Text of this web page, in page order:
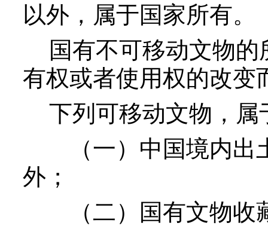
以外，属于国家所有。
国有不可移动文物的
有权或者使用权的改变
下列可移动文物，属
（一）中国境内出
外；
（二）国有文物收